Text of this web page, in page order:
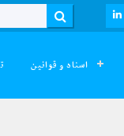
Search
اسناد و قوانین